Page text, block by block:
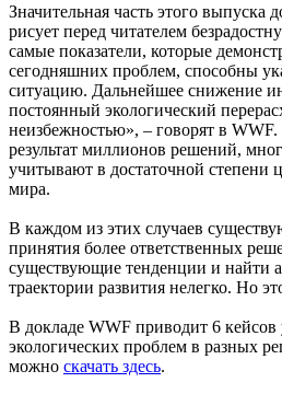
Значительная часть этого выпуска
рисует перед читателем
самые показатели, которые
сегодняшних проблем, способны
ситуацию. Дальнейшее снижение
постоянный экологический
неизбежностью», – говорят в
результат миллионов решений,
учитывают в достаточной степени
мира.
В каждом из этих случаев
принятия более ответственных
существующие тенденции и найти
траектории развития нелегко. Но
В докладе WWF приводит 6
экологических проблем в разных
можно скачать здесь.